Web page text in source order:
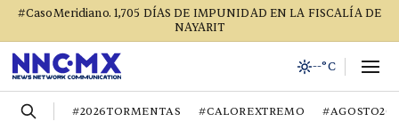
#CasoMeridiano. 1,705 DÍAS DE IMPUNIDAD EN LA FISCALÍA DE
NAYARIT
--°C
#2026TORMENTAS #CALOREXTREMO